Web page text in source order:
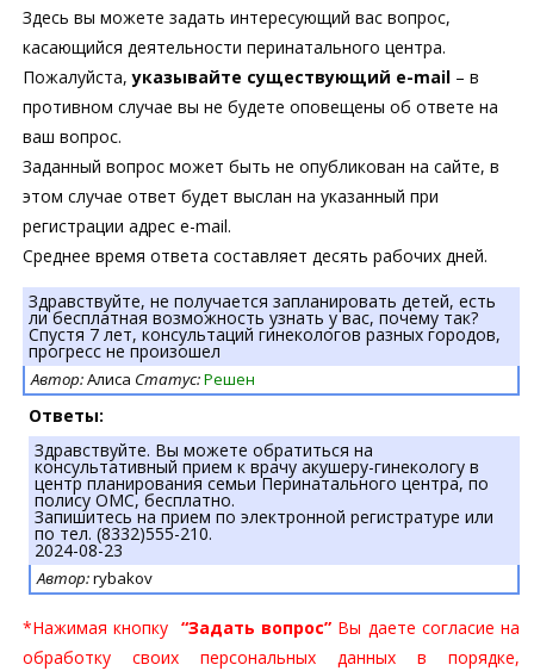
Здесь вы можете задать интересующий вас вопрос,
касающийся деятельности перинатального центра.
Пожалуйста,указывайте существующий e-mail– в
противном случае вы не будете оповещены об ответе на
ваш вопрос.
Заданный вопрос может быть не опубликован на сайте, в
этом случае ответ будет выслан на указанный при
регистрации адрес e-mail.
Среднее время ответа составляет десять рабочих дней.
Здравствуйте, не получается запланировать детей, есть
ли бесплатная возможность узнать у вас, почему так?
Спустя 7 лет, консультаций гинекологов разных городов,
прогресс не произошел
Автор:Алиса Статус:Решен
Ответы:
Здравствуйте. Вы можете обратиться на
консультативный прием к врачу акушеру-гинекологу в
центр планирования семьи Перинатального центра, по
полису ОМС, бесплатно.
Запишитесь на прием по электронной регистратуре или
по тел. (8332)555-210.
2024-08-23
Автор:rybakov
*Нажимая кнопку “Задать вопрос” Вы даете согласие на
обработку своих персональных данных в порядке,